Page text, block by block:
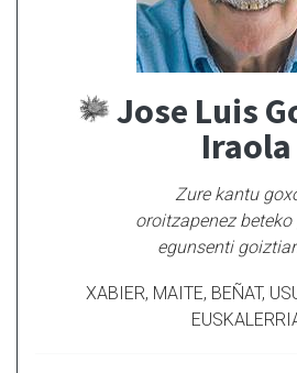
Jose Luis
Iraola
Zure kantu
oroitzapenez
egunsenti
XABIER, MAITE, BEÑAT,